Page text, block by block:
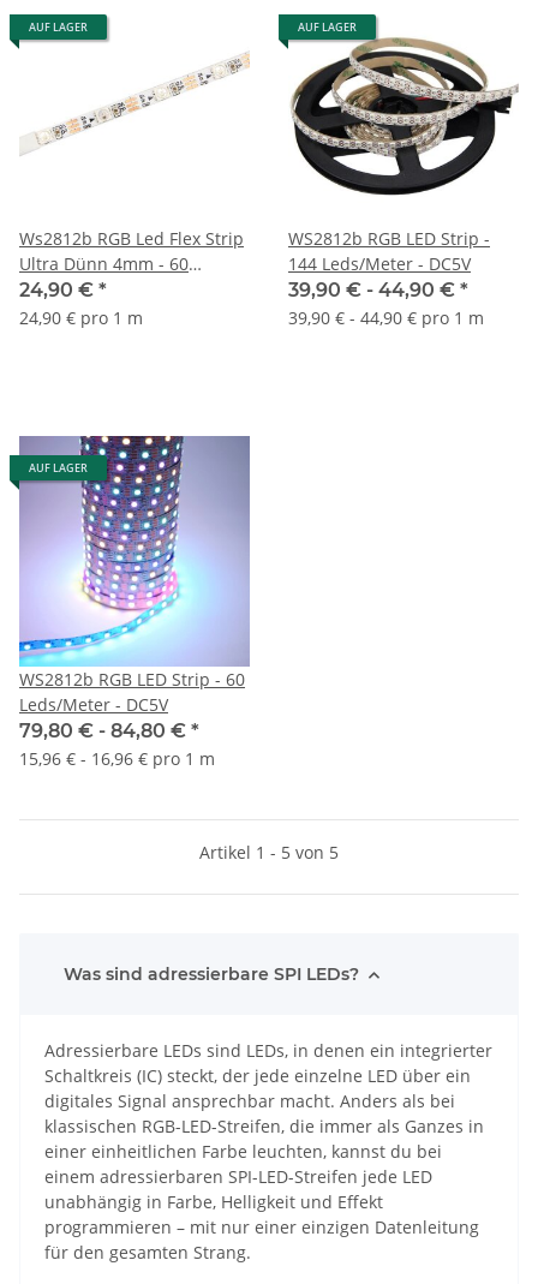
AUF LAGER
Ws2812b RGB Led Flex Strip
Ultra Dünn 4mm - 60
Leds/Meter - DC5V - 1 Meter
24,90 € *
24,90 € pro 1 m
AUF LAGER
WS2812b RGB LED Strip -
144 Leds/Meter - DC5V
39,90 € - 44,90 € *
39,90 € - 44,90 € pro 1 m
AUF LAGER
WS2812b RGB LED Strip - 60
Leds/Meter - DC5V
79,80 € - 84,80 € *
15,96 € - 16,96 € pro 1 m
Artikel 1 - 5 von 5
Was sind adressierbare SPI LEDs?
Adressierbare LEDs sind LEDs, in denen ein integrierter
Schaltkreis (IC) steckt, der jede einzelne LED über ein
digitales Signal ansprechbar macht. Anders als bei
klassischen RGB-LED-Streifen, die immer als Ganzes in
einer einheitlichen Farbe leuchten, kannst du bei
einem adressierbaren SPI-LED-Streifen jede LED
unabhängig in Farbe, Helligkeit und Effekt
programmieren – mit nur einer einzigen Datenleitung
für den gesamten Strang.